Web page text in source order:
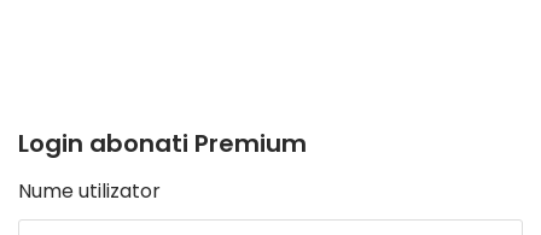
Login abonati Premium
Nume utilizator